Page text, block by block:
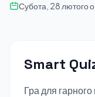
Субота, 28 лютого
Smart
Гра для гарного